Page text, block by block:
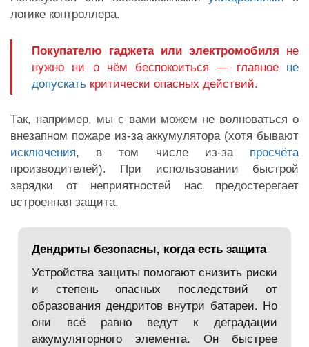
логике контроллера.
Покупателю гаджета или электромобиля не
нужно ни о чём беспокоиться — главное не
допускать критически опасных действий.
Так, например, мы с вами можем не волноваться о
внезапном пожаре из-за аккумулятора (хотя бывают
исключения, в том числе из-за просчёта
производителей). При использовании быстрой
зарядки от неприятностей нас предостерегает
встроенная защита.
Дендриты безопасны, когда есть защита
Устройства защиты помогают снизить риски
и степень опасных последствий от
образования дендритов внутри батареи. Но
они всё равно ведут к деградации
аккумуляторного элемента. Он быстрее